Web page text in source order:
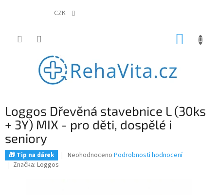
CZK
Loggos Dřevěná stavebnice L (30ks
+ 3Y) MIX - pro děti, dospělé i
seniory
🎁 Tip na dárek
Průměrné
Neohodnoceno Podrobnosti hodnocení
Značka: Loggos